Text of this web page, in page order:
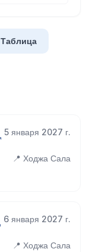
Таблица
5 января 2027 г.
📍 Ходжа Сала
6 января 2027 г.
📍 Ходжа Сала